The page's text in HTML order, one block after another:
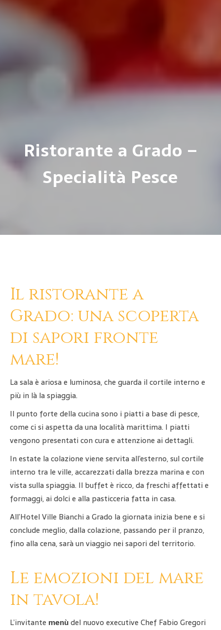
Ristorante a Grado –
Specialità Pesce
Il ristorante a
Grado: una scoperta
di sapori fronte
mare!
La sala è ariosa e luminosa, che guarda il cortile interno e
più in là la spiaggia.
Il punto forte della cucina sono i piatti a base di pesce,
come ci si aspetta da una località marittima. I piatti
vengono presentati con cura e attenzione ai dettagli.
In estate la colazione viene servita all’esterno, sul cortile
interno tra le ville, accarezzati dalla brezza marina e con
vista sulla spiaggia. Il buffet è ricco, da freschi affettati e
formaggi, ai dolci e alla pasticceria fatta in casa.
All’Hotel Ville Bianchi a Grado la giornata inizia bene e si
conclude meglio, dalla colazione, passando per il pranzo,
fino alla cena, sarà un viaggio nei sapori del territorio.
Le emozioni del mare
in tavola!
L’invitante menùdel nuovo executive Chef Fabio Gregori